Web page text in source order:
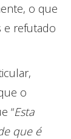
o que
e refutado
o
“Esta
que é